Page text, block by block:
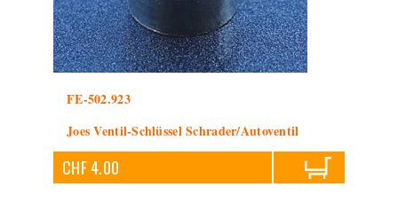
FE-502.923
Joes Ventil-Schlüssel Schrader/Autoventil
CHF 4.00